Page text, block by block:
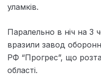
уламків.
Паралельно в ніч на 3
вразили завод
РФ “Прогрес”, що
області.